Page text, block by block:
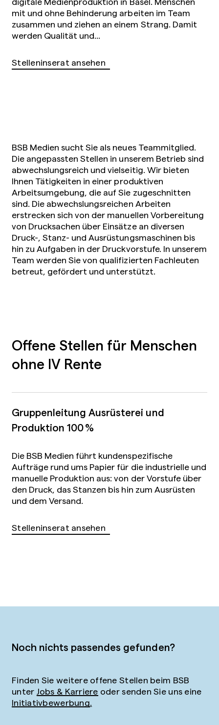
mit und ohne Behinderung arbeiten im Team
zusammen und ziehen an einem Strang. Damit
werden Qualität und...
Stelleninserat ansehen
BSB Medien sucht Sie als neues Teammitglied.
Die angepassten Stellen in unserem Betrieb sind
abwechslungsreich und vielseitig. Wir bieten
Ihnen Tätigkeiten in einer produktiven
Arbeitsumgebung, die auf Sie zugeschnitten
sind. Die abwechslungsreichen Arbeiten
erstrecken sich von der manuellen Vorbereitung
von Drucksachen über Einsätze an diversen
Druck-, Stanz- und Ausrüstungsmaschinen bis
hin zu Aufgaben in der Druckvorstufe. In unserem
Team werden Sie von qualifizierten Fachleuten
betreut, gefördert und unterstützt.
Offene Stellen für Menschen
ohne IV Rente
Gruppenleitung Ausrüsterei und
Produktion 100 %
Die BSB Medien führt kundenspezifische
Aufträge rund ums Papier für die industrielle und
manuelle Produktion aus: von der Vorstufe über
den Druck, das Stanzen bis hin zum Ausrüsten
und dem Versand.
Stelleninserat ansehen
Noch nichts passendes gefunden?
Finden Sie weitere offene Stellen beim BSB
unter Jobs & Karriere oder senden Sie uns eine
Initiativbewerbung.